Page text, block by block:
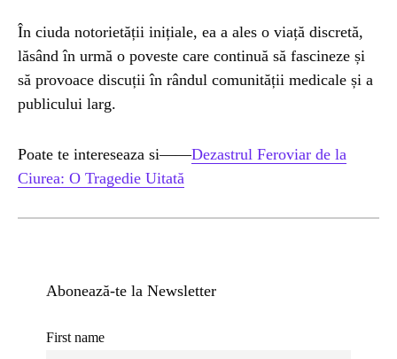
În ciuda notorietății inițiale, ea a ales o viață discretă,
lăsând în urmă o poveste care continuă să fascineze și
să provoace discuții în rândul comunității medicale și a
publicului larg.
Poate te intereseaza si——Dezastrul Feroviar de la
Ciurea: O Tragedie Uitată
Abonează-te la Newsletter
First name